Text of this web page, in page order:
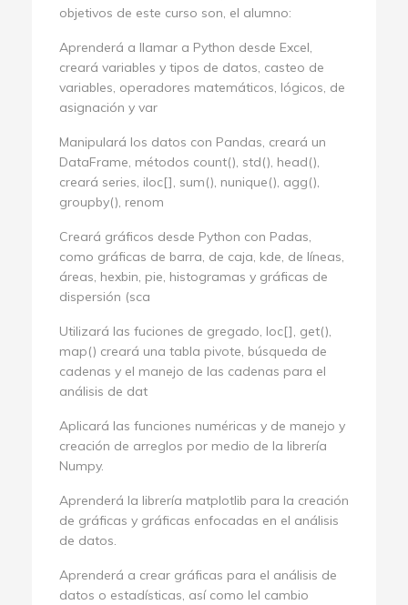
objetivos de este curso son, el alumno:
Aprenderá a llamar a Python desde Excel,
creará variables y tipos de datos, casteo de
variables, operadores matemáticos, lógicos, de
asignación y var
Manipulará los datos con Pandas, creará un
DataFrame, métodos count(), std(), head(),
creará series, iloc[], sum(), nunique(), agg(),
groupby(), renom
Creará gráficos desde Python con Padas,
como gráficas de barra, de caja, kde, de líneas,
áreas, hexbin, pie, histogramas y gráficas de
dispersión (sca
Utilizará las fuciones de gregado, loc[], get(),
map() creará una tabla pivote, búsqueda de
cadenas y el manejo de las cadenas para el
análisis de dat
Aplicará las funciones numéricas y de manejo y
creación de arreglos por medio de la librería
Numpy.
Aprenderá la librería matplotlib para la creación
de gráficas y gráficas enfocadas en el análisis
de datos.
Aprenderá a crear gráficas para el análisis de
datos o estadísticas, así como lel cambio